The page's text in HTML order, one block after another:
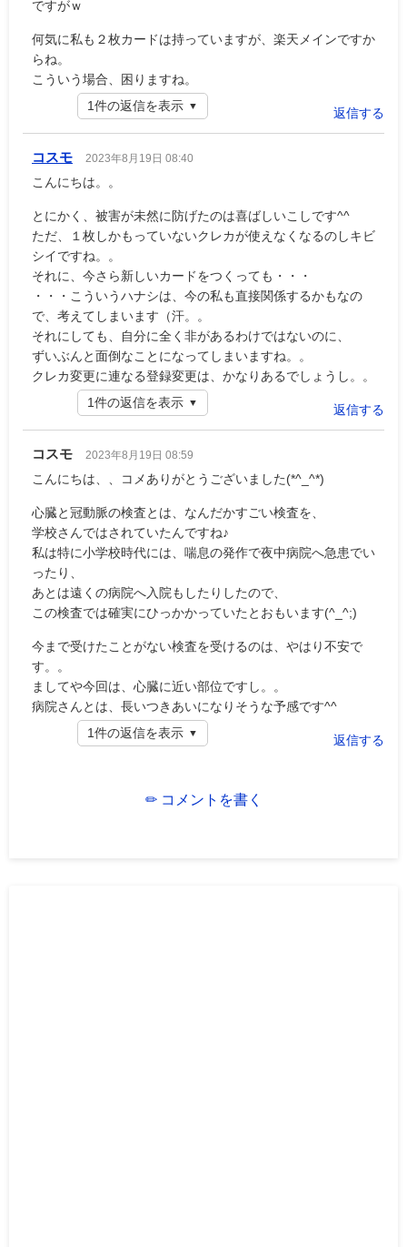
ですがｗ
何気に私も２枚カードは持っていますが、楽天メインですか
らね。
こういう場合、困りますね。
返信する
1件の返信を表示
コスモ 2023年8月19日 08:40
こんにちは。。
とにかく、被害が未然に防げたのは喜ばしいこしです^^
ただ、１枚しかもっていないクレカが使えなくなるのしキビ
シイですね。。
それに、今さら新しいカードをつくっても・・・
・・・こういうハナシは、今の私も直接関係するかもなの
で、考えてしまいます（汗。。
それにしても、自分に全く非があるわけではないのに、
ずいぶんと面倒なことになってしまいますね。。
クレカ変更に連なる登録変更は、かなりあるでしょうし。。
返信する
1件の返信を表示
コスモ 2023年8月19日 08:59
こんにちは、、コメありがとうございました(*^_^*)
心臓と冠動脈の検査とは、なんだかすごい検査を、
学校さんではされていたんですね♪
私は特に小学校時代には、喘息の発作で夜中病院へ急患でい
ったり、
あとは遠くの病院へ入院もしたりしたので、
この検査では確実にひっかかっていたとおもいます(^_^;)
今まで受けたことがない検査を受けるのは、やはり不安で
す。。
ましてや今回は、心臓に近い部位ですし。。
病院さんとは、長いつきあいになりそうな予感です^^
返信する
1件の返信を表示
✏ コメントを書く